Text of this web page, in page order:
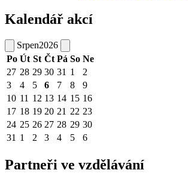
Kalendář akcí
Srpen2026
Po Út St Čt Pá So Ne
27 28 29 30 31 1
2
3
4 5 6 7 8
9
10 11 12 13 14 15 16
17 18 19 20 21 22 23
24 25 26 27 28 29 30
31 1 2 3 4 5 6
Partneři ve vzdělávání